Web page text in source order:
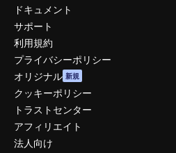
ドキュメント
サポート
利用規約
プライバシーポリシー
オリジナル 新規
クッキーポリシー
トラストセンター
アフィリエイト
法人向け